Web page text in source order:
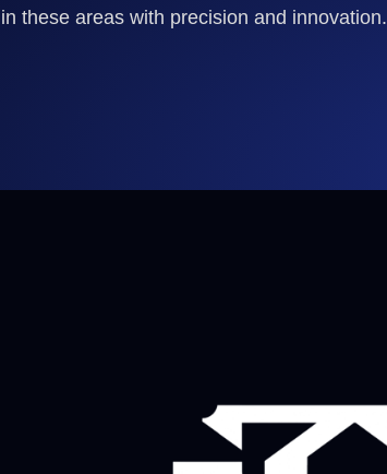
in these areas with precision and innovation.